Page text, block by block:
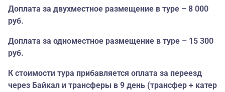
Доплата за двухместное размещение в туре – 8 000
руб.
Доплата за одноместное размещение в туре – 15 300
руб.
К стоимости тура прибавляется оплата за переезд
через Байкал и трансферы в 9 день (трансфер + катер